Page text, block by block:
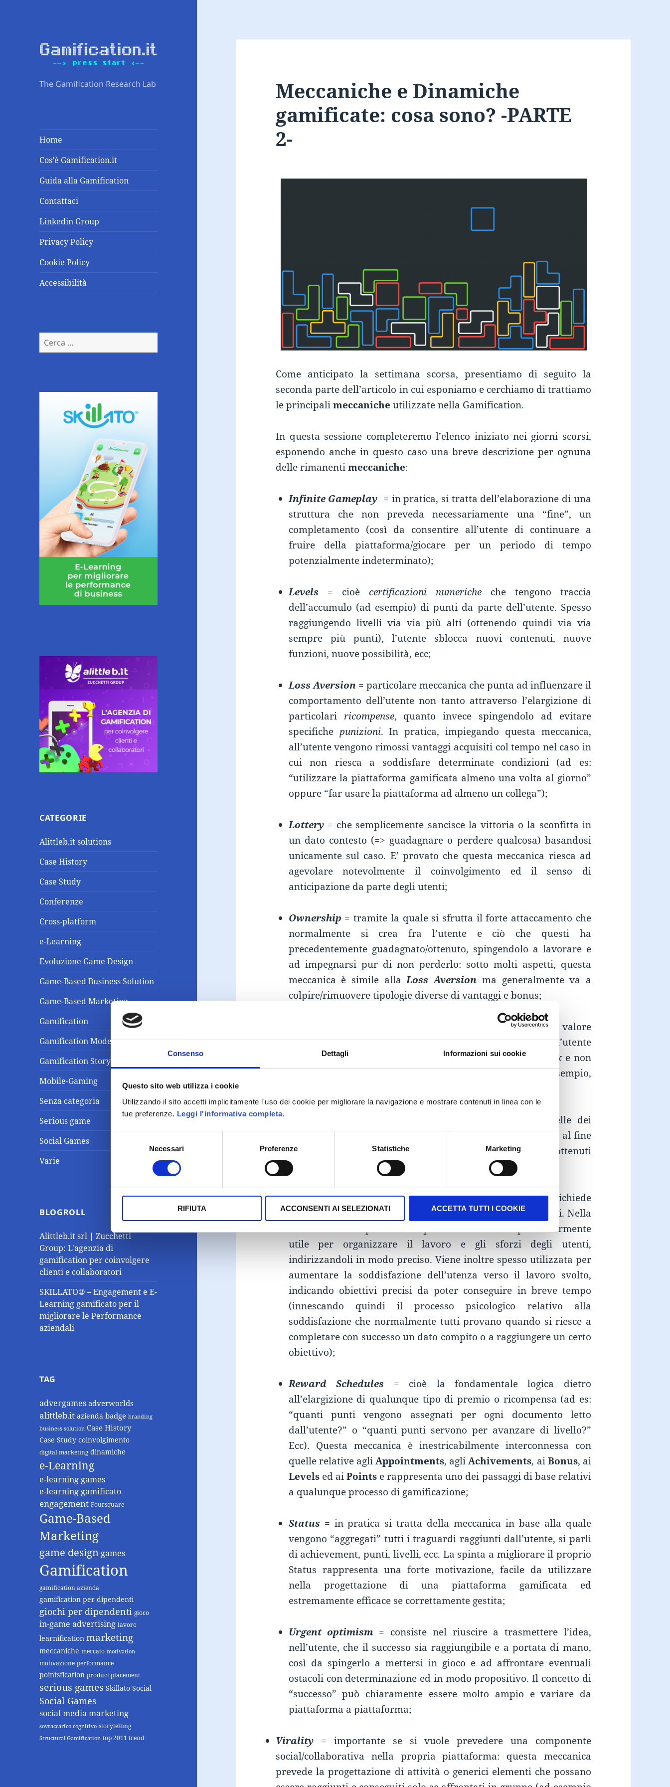
Consenso Dettagli Informazioni sui cookie
Questo sito web utilizza i cookie
Utilizzando il sito accetti implicitamente l'uso dei cookie per migliorare la navigazione e mostrare contenuti in linea con le
tue preferenze. Leggi l'informativa completa.
Necessari Preferenze Statistiche Marketing
RIFIUTA ACCONSENTI AI SELEZIONATI ACCETTA TUTTI I COOKIE
The Gamification Research Lab
Home
Cos’è Gamification.it
Guida alla Gamification
Contattaci
Linkedin Group
Privacy Policy
Cookie Policy
Accessibilità
Ricerca
per:
CATEGORIE
Alittleb.it solutions
Case History
Case Study
Conferenze
Cross-platform
e-Learning
Evoluzione Game Design
Game-Based Business Solution
Game-Based Marketing
Gamification
Gamification Model
Gamification Storytelling
Mobile-Gaming
Senza categoria
Serious game
Social Games
Varie
BLOGROLL
Alittleb.it srl | Zucchetti
Group: L'agenzia di
gamification per coinvolgere
clienti e collaboratori
SKILLATO® – Engagement e E-
Learning gamificato per il
migliorare le Performance
aziendali
TAG
advergames adverworlds
alittleb.it azienda badge branding
business solution Case History
Case Study coinvolgimento
digital marketing dinamiche
e-Learning
e-learning games
e-learning gamificato
engagement Foursquare
Game-Based
Marketing
game design games
Gamification
gamification azienda
gamification per dipendenti
giochi per dipendenti gioco
in-game advertising lavoro
learnification marketing
meccaniche mercato motivation
motivazione performance
pointsfication product placement
serious games Skillato Social
Social Games
social media marketing
sovraccarico cognitivo storytelling
Structural Gamification top 2011 trend
Meccaniche e Dinamiche
gamificate: cosa sono? -PARTE
2-
Come anticipato la settimana scorsa, presentiamo di seguito la
seconda parte dell’articolo in cui esponiamo e cerchiamo di trattiamo
le principalimeccaniche utilizzate nella Gamification.
In questa sessione completeremo l’elenco iniziato nei giorni scorsi,
esponendo anche in questo caso una breve descrizione per ognuna
delle rimanentimeccaniche:
Infinite Gameplay = in pratica, si tratta dell’elaborazione di una
struttura che non preveda necessariamente una “fine”, un
completamento (così da consentire all’utente di continuare a
fruire della piattaforma/giocare per un periodo di tempo
potenzialmente indeterminato);
Levels= cioè certificazioni numericheche tengono traccia
dell’accumulo (ad esempio) di punti da parte dell’utente. Spesso
raggiungendo livelli via via più alti (ottenendo quindi via via
sempre più punti), l’utente sblocca nuovi contenuti, nuove
funzioni, nuove possibilità, ecc;
Loss Aversion = particolare meccanica che punta ad influenzare il
comportamento dell’utente non tanto attraverso l’elargizione di
particolari ricompense, quanto invece spingendolo ad evitare
specifiche punizioni. In pratica, impiegando questa meccanica,
all’utente vengono rimossi vantaggi acquisiti col tempo nel caso in
cui non riesca a soddisfare determinate condizioni (ad es:
“utilizzare la piattaforma gamificata almeno una volta al giorno”
oppure “far usare la piattaforma ad almeno un collega”);
Lottery = che semplicemente sancisce la vittoria o la sconfitta in
un dato contesto (=> guadagnare o perdere qualcosa) basandosi
unicamente sul caso. E’ provato che questa meccanica riesca ad
agevolare notevolmente il coinvolgimento ed il senso di
anticipazione da parte degli utenti;
Ownership = tramite la quale si sfrutta il forte attaccamento che
normalmente si crea fra l’utente e ciò che questi ha
precedentemente guadagnato/ottenuto, spingendolo a lavorare e
ad impegnarsi pur di non perderlo: sotto molti aspetti, questa
meccanica è simile allaLoss Aversion ma generalmente va a
colpire/rimuovere tipologie diverse di vantaggi e bonus;
), si tratta di un semplice valore
numerico, con la differenza che i points vengono elargiti all’utente
ogni volta che questi completa un compito o svolge una task e non
solo quando precise condizioni vengono soddisfatte (ad esempio,
= meccanica connessa direttamente a quelle dei
Points, deiLevelse degliAchievements. E’ indispensabile al fine
di indicare in modo chiaro i graduali conseguimenti ottenuti
dall’utente, così da motivarlo a continuare a migliorarsi;
Quest= compiti e task in genere non obbligatori in cui si richiede
espressamente all’utente di conseguire determinati risultati. Nella
Gamification in particolare questa meccanica è particolarmente
utile per organizzare il lavoro e gli sforzi degli utenti,
indirizzandoli in modo preciso. Viene inoltre spesso utilizzata per
aumentare la soddisfazione dell’utenza verso il lavoro svolto,
indicando obiettivi precisi da poter conseguire in breve tempo
(innescando quindi il processo psicologico relativo alla
soddisfazione che normalmente tutti provano quando si riesce a
completare con successo un dato compito o a raggiungere un certo
obiettivo);
Reward Schedules = cioè la fondamentale logica dietro
all’elargizione di qualunque tipo di premio o ricompensa (ad es:
“quanti punti vengono assegnati per ogni documento letto
dall’utente?” o “quanti punti servono per avanzare di livello?”
Ecc). Questa meccanica è inestricabilmente interconnessa con
quelle relative agliAppointments, agliAchivements, aiBonus, ai
Levelsed aiPoints e rappresenta uno dei passaggi di base relativi
a qualunque processo di gamificazione;
Status= in pratica si tratta della meccanica in base alla quale
vengono “aggregati” tutti i traguardi raggiunti dall’utente, si parli
di achievement, punti, livelli, ecc. La spinta a migliorare il proprio
Status rappresenta una forte motivazione, facile da utilizzare
nella progettazione di una piattaforma gamificata ed
estremamente efficace se correttamente gestita;
Urgent optimism = consiste nel riuscire a trasmettere l’idea,
nell’utente, che il successo sia raggiungibile e a portata di mano,
così da spingerlo a mettersi in gioco e ad affrontare eventuali
ostacoli con determinazione ed in modo propositivo. Il concetto di
“successo” può chiaramente essere molto ampio e variare da
piattaforma a piattaforma;
Virality = importante se si vuole prevedere una componente
social/collaborativa nella propria piattaforma: questa meccanica
prevede la progettazione di attività o generici elementi che possano